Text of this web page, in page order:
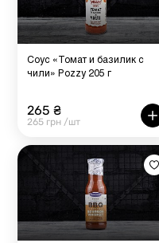
Соус «Томат и базилик с
чили» Pozzy 205 г
265 ₴
265 грн /шт